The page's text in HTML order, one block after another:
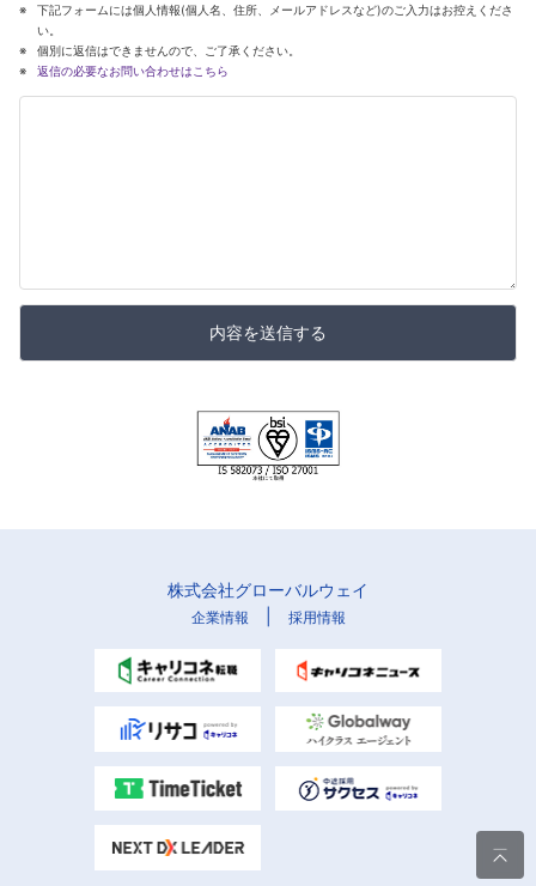
下記フォームには個人情報(個人名、住所、メールアドレスなど)のご入力はお控えくださ
い。
個別に返信はできませんので、ご了承ください。
返信の必要なお問い合わせはこちら
内容を送信する
株式会社グローバルウェイ
企業情報 採用情報
